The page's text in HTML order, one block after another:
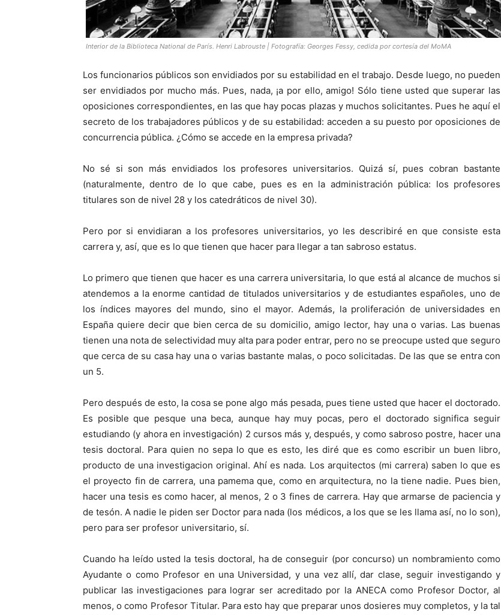
Interior de la Biblioteca National de París. Henri Labrouste | Fotografía: Georges Fessy, cedida por cortesía del MoMA
Los funcionarios públicos son envidiados por su estabilidad en el trabajo. Desde luego, no pueden
ser envidiados por mucho más. Pues, nada, ¡a por ello, amigo! Sólo tiene usted que superar las
oposiciones correspondientes, en las que hay pocas plazas y muchos solicitantes. Pues he aquí el
secreto de los trabajadores públicos y de su estabilidad: acceden a su puesto por oposiciones de
concurrencia pública. ¿Cómo se accede en la empresa privada?
No sé si son más envidiados los profesores universitarios. Quizá sí, pues cobran bastante
(naturalmente, dentro de lo que cabe, pues es en la administración pública: los profesores
titulares son de nivel 28 y los catedráticos de nivel 30).
Pero por si envidiaran a los profesores universitarios, yo les describiré en que consiste esta
carrera y, así, que es lo que tienen que hacer para llegar a tan sabroso estatus.
Lo primero que tienen que hacer es una carrera universitaria, lo que está al alcance de muchos si
atendemos a la enorme cantidad de titulados universitarios y de estudiantes españoles, uno de
los índices mayores del mundo, sino el mayor. Además, la proliferación de universidades en
España quiere decir que bien cerca de su domicilio, amigo lector, hay una o varias. Las buenas
tienen una nota de selectividad muy alta para poder entrar, pero no se preocupe usted que seguro
que cerca de su casa hay una o varias bastante malas, o poco solicitadas. De las que se entra con
un 5.
Pero después de esto, la cosa se pone algo más pesada, pues tiene usted que hacer el doctorado.
Es posible que pesque una beca, aunque hay muy pocas, pero el doctorado significa seguir
estudiando (y ahora en investigación) 2 cursos más y, después, y como sabroso postre, hacer una
tesis doctoral. Para quien no sepa lo que es esto, les diré que es como escribir un buen libro,
producto de una investigacion original. Ahí es nada. Los arquitectos (mi carrera) saben lo que es
el proyecto fin de carrera, una pamema que, como en arquitectura, no la tiene nadie. Pues bien,
hacer una tesis es como hacer, al menos, 2 o 3 fines de carrera. Hay que armarse de paciencia y
de tesón. A nadie le piden ser Doctor para nada (los médicos, a los que se les llama así, no lo son),
pero para ser profesor universitario, sí.
Cuando ha leído usted la tesis doctoral, ha de conseguir (por concurso) un nombramiento como
Ayudante o como Profesor en una Universidad, y una vez allí, dar clase, seguir investigando y
publicar las investigaciones para lograr ser acreditado por la ANECA como Profesor Doctor, al
menos, o como Profesor Titular. Para esto hay que preparar unos dosieres muy completos, y la tal